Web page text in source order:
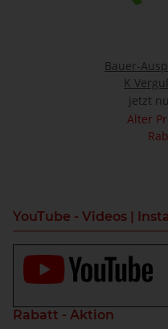
Bauer-
K
jetzt
Alter
YouTube - Videos |
Rabatt - Aktion